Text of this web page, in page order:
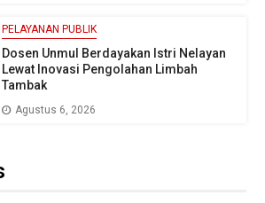
PELAYANAN PUBLIK
Dosen Unmul Berdayakan Istri Nelayan
Lewat Inovasi Pengolahan Limbah
Tambak
Agustus 6, 2026